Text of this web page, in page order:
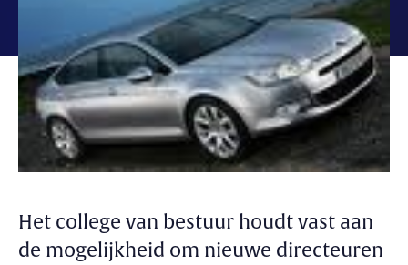
Het college van bestuur houdt vast aan
de mogelijkheid om nieuwe directeuren